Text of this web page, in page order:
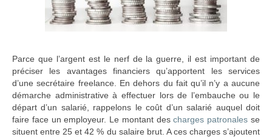
Parce que l’argent est le nerf de la guerre, il est important de
préciser les avantages financiers qu’apportent les services
d’une secrétaire freelance. En dehors du fait qu’il n’y a aucune
démarche administrative à effectuer lors de l’embauche ou le
départ d’un salarié, rappelons le coût d’un salarié auquel doit
faire face un employeur. Le montant descharges patronales se
situent entre 25 et 42 % du salaire brut. A ces charges s’ajoutent